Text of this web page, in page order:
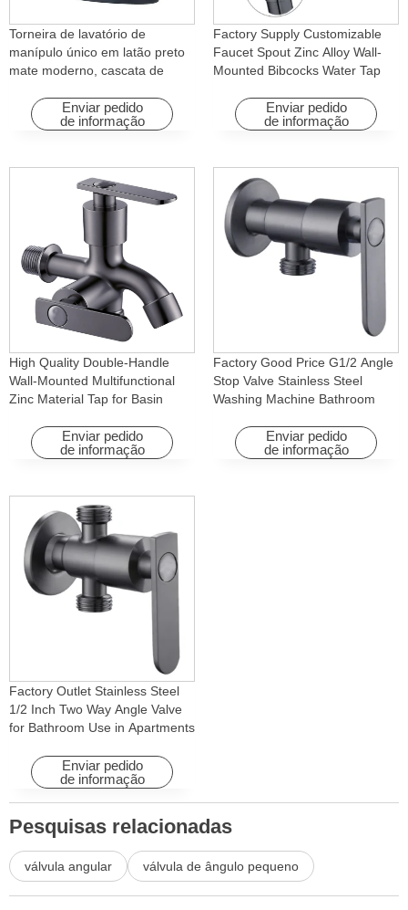
Torneira de lavatório de
manípulo único em latão preto
mate moderno, cascata de
rotativa para hotéis e
apartamentos
Enviar pedido
de informação
Factory Supply Customizable
Faucet Spout Zinc Alloy Wall-
Mounted Bibcocks Water Tap
Enviar pedido
de informação
High Quality Double-Handle
Wall-Mounted Multifunctional
Zinc Material Tap for Basin
Homes
Enviar pedido
de informação
Factory Good Price G1/2 Angle
Stop Valve Stainless Steel
Washing Machine Bathroom
Apartments & Hotels
Enviar pedido
de informação
Factory Outlet Stainless Steel
1/2 Inch Two Way Angle Valve
for Bathroom Use in Apartments
Enviar pedido
de informação
Pesquisas relacionadas
válvula angular válvula de ângulo pequeno